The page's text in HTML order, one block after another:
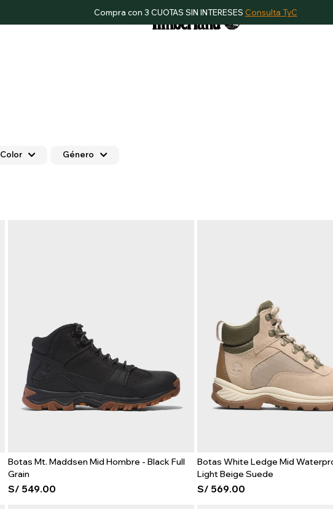
Compra con 3 CUOTAS SIN INTERESES Consulta TyC
Color Género
Botas Mt. Maddsen Mid Hombre - Black Full
Grain
S/ 549.00
Botas White Ledge Mid
Light Beige Suede
S/ 569.00